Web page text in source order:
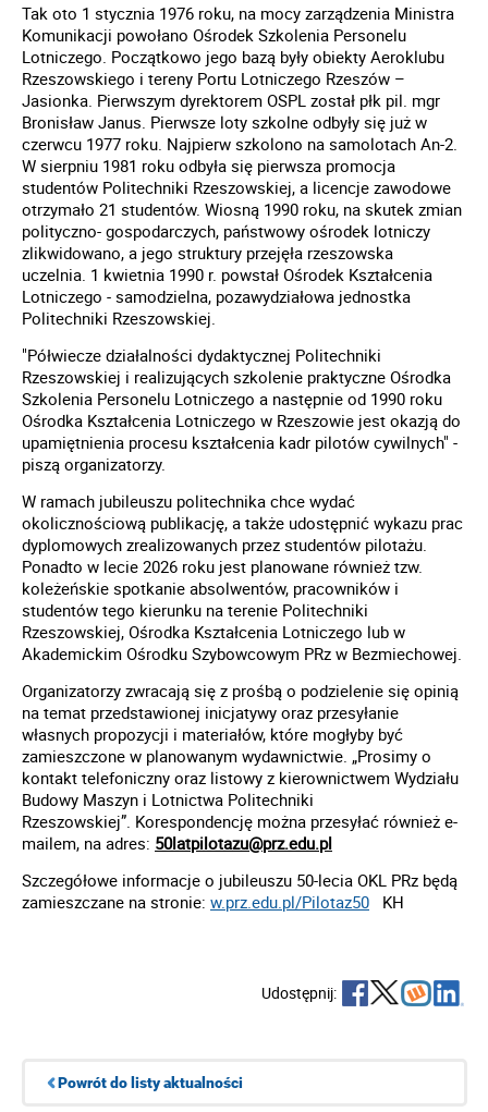
Tak oto 1 stycznia 1976 roku, na mocy zarządzenia Ministra
Komunikacji powołano Ośrodek Szkolenia Personelu
Lotniczego. Początkowo jego bazą były obiekty Aeroklubu
Rzeszowskiego i tereny Portu Lotniczego Rzeszów –
Jasionka. Pierwszym dyrektorem OSPL został płk pil. mgr
Bronisław Janus. Pierwsze loty szkolne odbyły się już w
czerwcu 1977 roku. Najpierw szkolono na samolotach An-2.
W sierpniu 1981 roku odbyła się pierwsza promocja
studentów Politechniki Rzeszowskiej, a licencje zawodowe
otrzymało 21 studentów. Wiosną 1990 roku, na skutek zmian
polityczno- gospodarczych, państwowy ośrodek lotniczy
zlikwidowano, a jego struktury przejęła rzeszowska
uczelnia. 1 kwietnia 1990 r. powstał Ośrodek Kształcenia
Lotniczego - samodzielna, pozawydziałowa jednostka
Politechniki Rzeszowskiej.
"Półwiecze działalności dydaktycznej Politechniki
Rzeszowskiej i realizujących szkolenie praktyczne Ośrodka
Szkolenia Personelu Lotniczego a następnie od 1990 roku
Ośrodka Kształcenia Lotniczego w Rzeszowie jest okazją do
upamiętnienia procesu kształcenia kadr pilotów cywilnych" -
piszą organizatorzy.
W ramach jubileuszu politechnika chce wydać
okolicznościową publikację, a także udostępnić wykazu prac
dyplomowych zrealizowanych przez studentów pilotażu.
Ponadto w lecie 2026 roku jest planowane również tzw.
koleżeńskie spotkanie absolwentów, pracowników i
studentów tego kierunku na terenie Politechniki
Rzeszowskiej, Ośrodka Kształcenia Lotniczego lub w
Akademickim Ośrodku Szybowcowym PRz w Bezmiechowej.
Organizatorzy zwracają się z prośbą o podzielenie się opinią
na temat przedstawionej inicjatywy oraz przesyłanie
własnych propozycji i materiałów, które mogłyby być
zamieszczone w planowanym wydawnictwie. „Prosimy o
kontakt telefoniczny oraz listowy z kierownictwem Wydziału
Budowy Maszyn i Lotnictwa Politechniki
Rzeszowskiej”. Korespondencję można przesyłać również e-
mailem, na adres: 50latpilotazu@prz.edu.pl
Szczegółowe informacje o jubileuszu 50-lecia OKL PRz będą
zamieszczane na stronie: w.prz.edu.pl/Pilotaz50 KH
Udostępnij:
Powrót do listy aktualności